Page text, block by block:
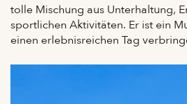
tolle Mischung aus Unterhaltung,
sportlichen Aktivitäten. Er ist ein
einen erlebnisreichen Tag